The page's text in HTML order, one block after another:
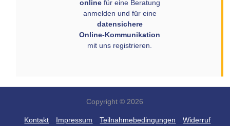
onlinefür eine Beratung
anmelden und für eine
datensichere
Online-Kommunikation
mit uns registrieren.
Copyright © 2026
Kontakt Impressum Teilnahmebedingungen
Widerruf